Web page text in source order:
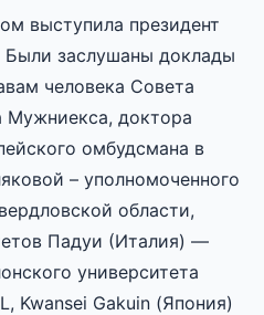
выступила президент
Были заслушаны доклады
человека Совета
Мужниекса, доктора
омбудсмана в
– уполномоченного
области,
Падуи (Италия) —
университета
Kwansei Gakuin (Япония)